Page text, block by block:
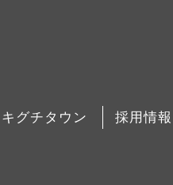
キグチタウン 採用情報